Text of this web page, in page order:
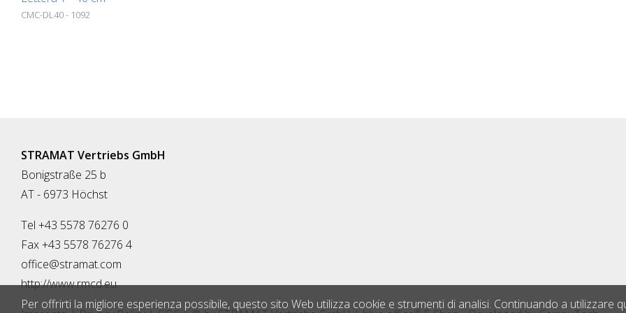
CMC-DL40 - 1092
STRAMAT Vertriebs GmbH
Bonigstraße 25 b
AT - 6973 Höchst
Tel +43 5578 76276 0
Fax +43 5578 76276 4
office@stramat.com
http://www.rmcd.eu
Per offrirti la migliore esperienza possibile, questo sito Web utilizza cookie e strumenti di analisi. Continuando a utilizzare